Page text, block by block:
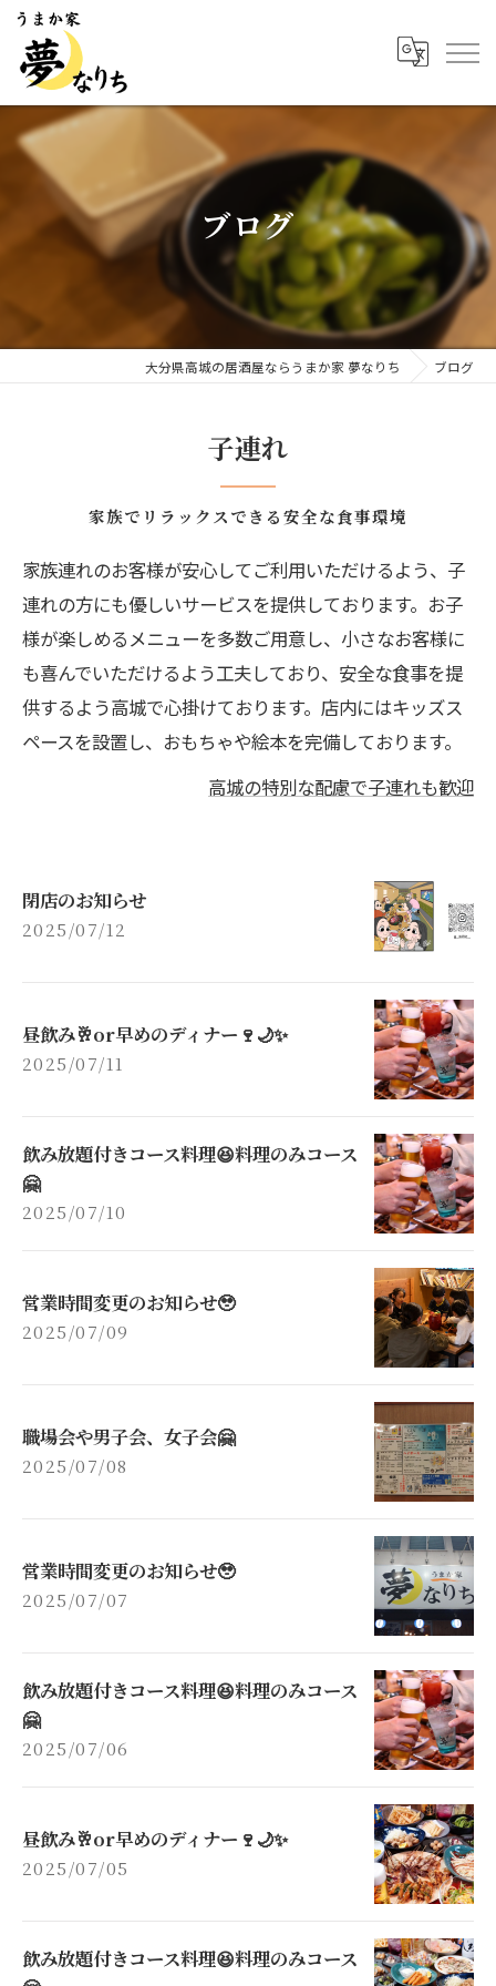
ブログ
大分県高城の居酒屋ならうまか家 夢なりち ブログ
子連れ
家族でリラックスできる安全な食事環境
家族連れのお客様が安心してご利用いただけるよう、子
連れの方にも優しいサービスを提供しております。お子
様が楽しめるメニューを多数ご用意し、小さなお客様に
も喜んでいただけるよう工夫しており、安全な食事を提
供するよう高城で心掛けております。店内にはキッズス
ペースを設置し、おもちゃや絵本を完備しております。
高城の特別な配慮で子連れも歓迎
閉店のお知らせ
2025/07/12
昼飲み🥂or早めのディナー🍷🌙✨
2025/07/11
飲み放題付きコース料理😆料理のみコース
🤗
2025/07/10
営業時間変更のお知らせ🥹
2025/07/09
職場会や男子会、女子会🤗
2025/07/08
営業時間変更のお知らせ🥹
2025/07/07
飲み放題付きコース料理😆料理のみコース
🤗
2025/07/06
昼飲み🥂or早めのディナー🍷🌙✨
2025/07/05
飲み放題付きコース料理😆料理のみコース